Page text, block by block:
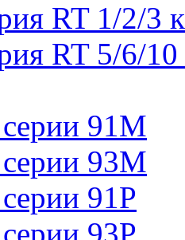
RT 1/2/3
RT 5/6/
91M
93M
91P